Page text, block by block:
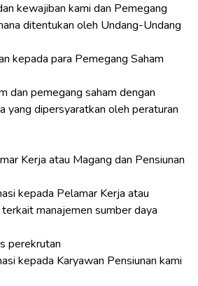
kewajiban kami dan Pemegang
ditentukan oleh Undang-Undang
kepada para Pemegang Saham
dan pemegang saham dengan
yang dipersyaratkan oleh peraturan
Kerja atau Magang dan Pensiunan
kepada Pelamar Kerja atau
manajemen sumber daya
perekrutan
kepada Karyawan Pensiunan kami